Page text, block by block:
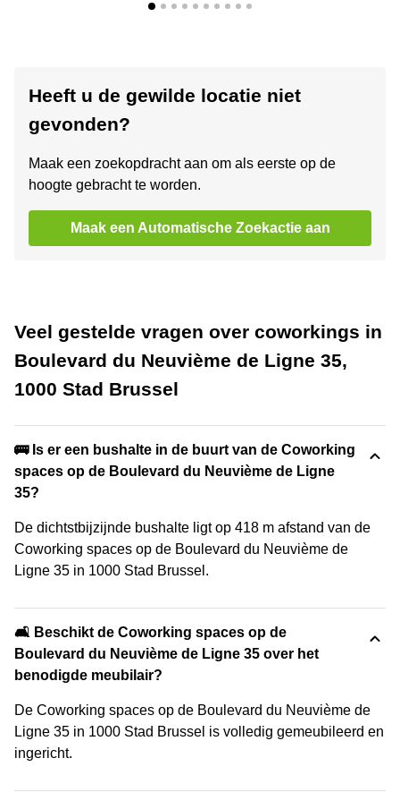
Heeft u de gewilde locatie niet
gevonden?
Maak een zoekopdracht aan om als eerste op de
hoogte gebracht te worden.
Maak een Automatische Zoekactie aan
Veel gestelde vragen over coworkings in
Boulevard du Neuvième de Ligne 35,
1000 Stad Brussel
🚌 Is er een bushalte in de buurt van de Coworking
spaces op de Boulevard du Neuvième de Ligne
35?
De dichtstbijzijnde bushalte ligt op 418 m afstand van de
Coworking spaces op de Boulevard du Neuvième de
Ligne 35 in 1000 Stad Brussel.
🛋️ Beschikt de Coworking spaces op de
Boulevard du Neuvième de Ligne 35 over het
benodigde meubilair?
De Coworking spaces op de Boulevard du Neuvième de
Ligne 35 in 1000 Stad Brussel is volledig gemeubileerd en
ingericht.